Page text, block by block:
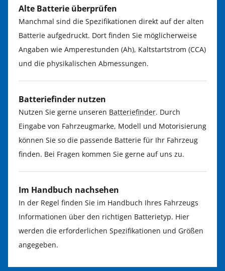
Alte Batterie überprüfen
Manchmal sind die Spezifikationen direkt auf der alten
Batterie aufgedruckt. Dort finden Sie möglicherweise
Angaben wie Amperestunden (Ah), Kaltstartstrom (CCA)
und die physikalischen Abmessungen.
Batteriefinder nutzen
Nutzen Sie gerne unseren Batteriefinder. Durch
Eingabe von Fahrzeugmarke, Modell und Motorisierung
können Sie so die passende Batterie für Ihr Fahrzeug
finden. Bei Fragen kommen Sie gerne auf uns zu.
Im Handbuch nachsehen
In der Regel finden Sie im Handbuch Ihres Fahrzeugs
Informationen über den richtigen Batterietyp. Hier
werden die erforderlichen Spezifikationen und Größen
angegeben.